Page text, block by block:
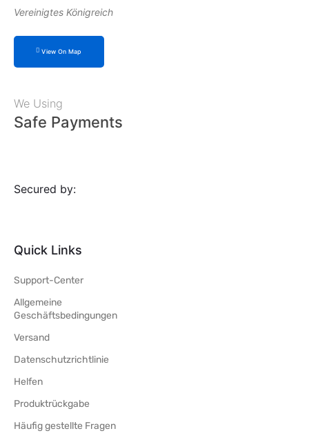
Vereinigtes Königreich
View On Map
We Using
Safe Payments
Secured by:
Quick Links
Support-Center
Allgemeine
Geschäftsbedingungen
Versand
Datenschutzrichtlinie
Helfen
Produktrückgabe
Häufig gestellte Fragen